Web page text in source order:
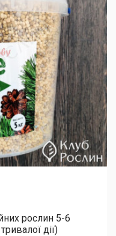
рослин 5-6
дії)